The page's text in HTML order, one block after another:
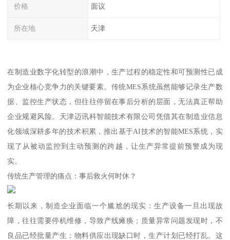
价格 面议
所在地 天津
在制造业数字化转型的浪潮中，生产过程的稳定性和可预测性已成
为企业核心竞争力的关键要素。传统MES系统虽然能够记录生产数
据、监控生产状态，但往往停留在事后分析的层面，无法真正帮助
企业规避风险。天津迈讯科智能技术有限公司凭借其在制造业信息
化领域深耕多年的技术积累，推出基于AI技术的智能MES系统，实
现了从被动监控到主动预测的跨越，让生产异常提前预警成为现
实。
传统生产管理的痛点：事后救火何时休？
长期以来，制造企业面临一个尴尬的现实：生产设备一旦出现故
障，往往需要停机维修，导致产线瘫痪；质量异常问题发现时，不
良品已经批量产生；物料供应出现缺口时，生产计划已经打乱。这